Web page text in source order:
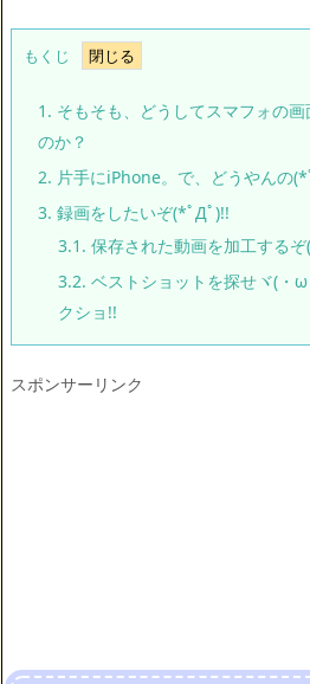
もくじ
1. そもそも、どうしてスマフォの
のか？
2. 片手にiPhone。で、どうやんの
3. 録画をしたいぞ(*ﾟДﾟ)!!
3.1. 保存された動画を加工する
3.2. ベストショットを探せヾ(・
クショ!!
スポンサーリンク